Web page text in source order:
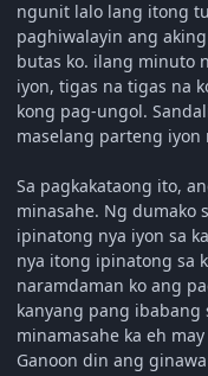
ngunit lalo lang itong
paghiwalayin ang
butas ko. ilang minuto
iyon, tigas na tigas na
kong pag-ungol.
maselang parteng iyon
Sa pagkakataong ito,
minasahe. Ng dumako
ipinatong nya iyon sa
nya itong ipinatong sa
naramdaman ko ang
kanyang pang ibabang
minamasahe ka eh
Ganoon din ang